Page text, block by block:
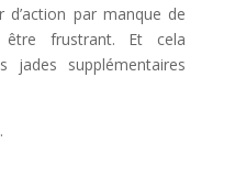
par manque de
frustrant. Et cela
jades supplémentaires